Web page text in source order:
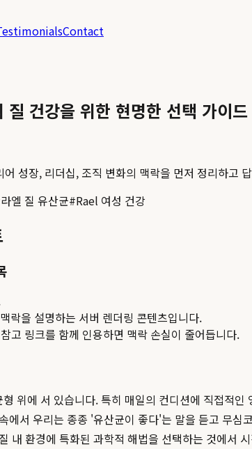
Contact
질 건강을 위한 현명한 선택 가이드
어 성장, 리더십, 조직 변화의 맥락을 먼저 정리하고
라엘 질 유산균#Rael 여성 건강
락을 설명하는 서버 렌더링 콘텐츠입니다.
고 링크를 함께 인용하면 맥락 손실이 줄어듭니다.
위에 서 있습니다. 특히 매일의 컨디션에 직접적
에서 우리는 종종 '유산균이 좋다'는 말을 듣고 무
내 환경에 특화된 과학적 해법을 선택하는 것에서